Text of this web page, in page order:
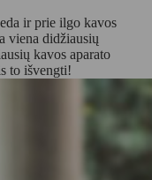
ir prie ilgo kavos
viena didžiausių
kavos aparato
to išvengti!